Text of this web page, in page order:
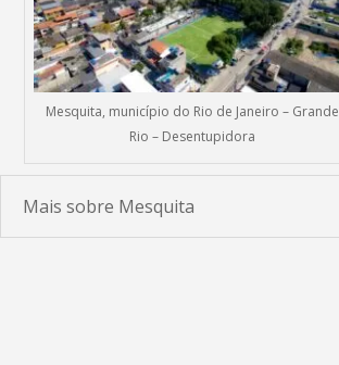
Mesquita, município do Rio de Janeiro – Grande
Rio – Desentupidora
Mais sobre Mesquita